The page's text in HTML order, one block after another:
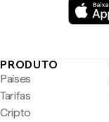
PRODUTO
Países
Tarifas
Cripto